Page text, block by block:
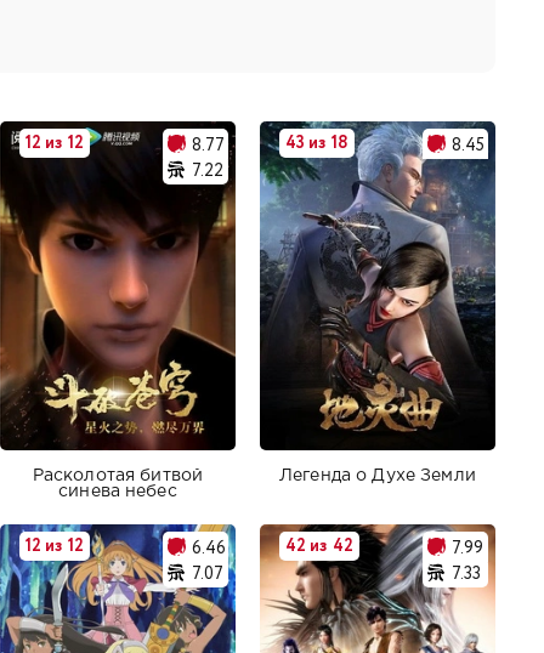
Расколотая битвой
синева небес
12 из 12
8.77
7.22
Легенда о Духе Земли
43 из 18 8.45
12 из 12
6.46
7.07
42 из 42
7.99
7.33